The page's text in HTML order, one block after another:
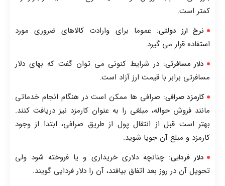
کمتر است.
نرخ ارز دولتی: عموما برای وارادت کالاهای ضروری مورد
استفاده قرار می گیرد.
دلار مسافرتی: در شرایط کنونی می توان گفت که بهای دلار
مسافرتی برابر با قیمت ارز آزاد است.
کارمزد صرافی: صرافی ها ممکن است در هنگام انجام خدماتی
مانند فروش حواله، مبلغی را به عنوان کارمزد نیز دریافت کنند.
بهتر است قبل از انتقال پول از طریق صرافی، ابتدا از وجود
کارمزد و مبلغ آن جویا شوید.
دلار فردایی: چنانچه دلاری خریداری و یا فروخته شود ولی
تحویل آن در روز بعد اتفاق بیافتد، آن را دلار فردایی گویند.